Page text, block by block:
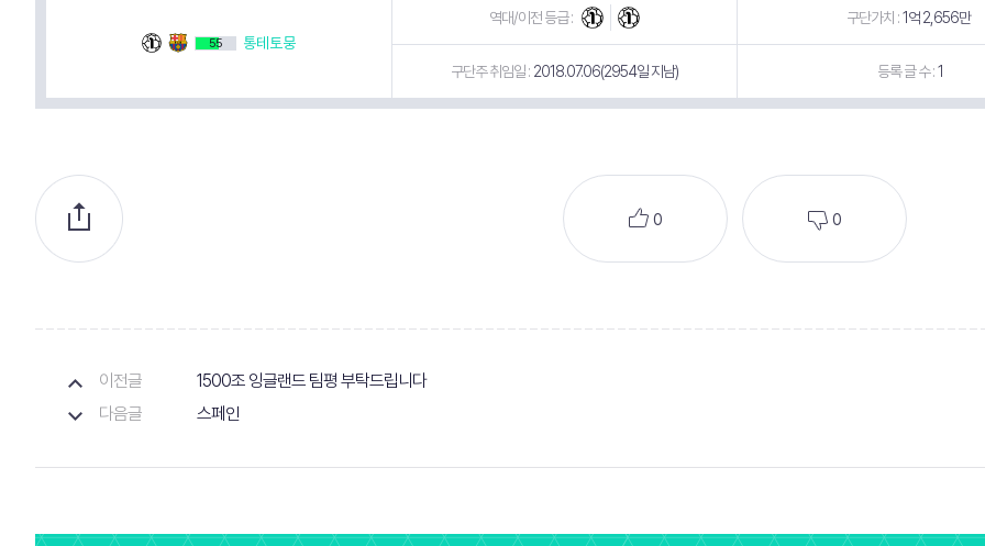
55 통테토뭉
역대/이전 등급 : 구단가치 : 1억 2,656만
구단주 취임일 : 2018.07.06(2954일 지남) 등록 글 수 : 1
0 0
이전글
1500조 잉글랜드 팀평 부탁드립니다
다음글
스페인